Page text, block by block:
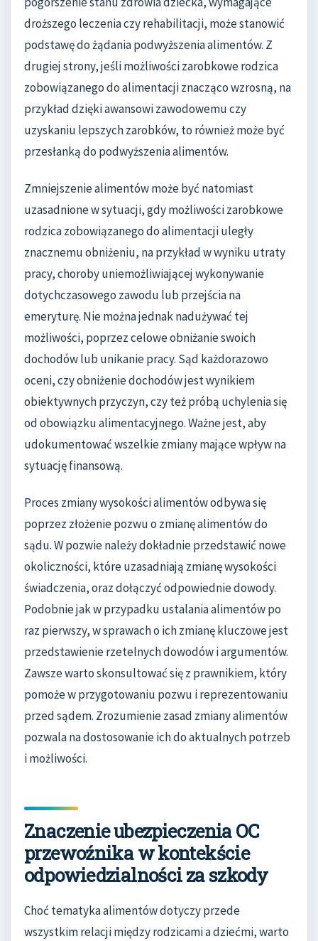
droższego leczenia czy rehabilitacji, może stanowić
podstawę do żądania podwyższenia alimentów. Z
drugiej strony, jeśli możliwości zarobkowe rodzica
zobowiązanego do alimentacji znacząco wzrosną, na
przykład dzięki awansowi zawodowemu czy
uzyskaniu lepszych zarobków, to również może być
przesłanką do podwyższenia alimentów.
Zmniejszenie alimentów może być natomiast
uzasadnione w sytuacji, gdy możliwości zarobkowe
rodzica zobowiązanego do alimentacji uległy
znacznemu obniżeniu, na przykład w wyniku utraty
pracy, choroby uniemożliwiającej wykonywanie
dotychczasowego zawodu lub przejścia na
emeryturę. Nie można jednak nadużywać tej
możliwości, poprzez celowe obniżanie swoich
dochodów lub unikanie pracy. Sąd każdorazowo
oceni, czy obniżenie dochodów jest wynikiem
obiektywnych przyczyn, czy też próbą uchylenia się
od obowiązku alimentacyjnego. Ważne jest, aby
udokumentować wszelkie zmiany mające wpływ na
sytuację finansową.
Proces zmiany wysokości alimentów odbywa się
poprzez złożenie pozwu o zmianę alimentów do
sądu. W pozwie należy dokładnie przedstawić nowe
okoliczności, które uzasadniają zmianę wysokości
świadczenia, oraz dołączyć odpowiednie dowody.
Podobnie jak w przypadku ustalania alimentów po
raz pierwszy, w sprawach o ich zmianę kluczowe jest
przedstawienie rzetelnych dowodów i argumentów.
Zawsze warto skonsultować się z prawnikiem, który
pomoże w przygotowaniu pozwu i reprezentowaniu
przed sądem. Zrozumienie zasad zmiany alimentów
pozwala na dostosowanie ich do aktualnych potrzeb
i możliwości.
Znaczenie ubezpieczenia OC
przewoźnika w kontekście
odpowiedzialności za szkody
Choć tematyka alimentów dotyczy przede
wszystkim relacji między rodzicami a dziećmi, warto